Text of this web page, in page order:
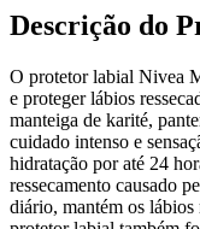
Descrição do
O protetor labial Nivea
e proteger lábios
manteiga de karité,
cuidado intenso e
hidratação por até 24
ressecamento causado
diário, mantém os lábios